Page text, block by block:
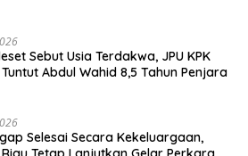
Sebut Usia Terdakwa, JPU KPK
Abdul Wahid 8,5 Tahun Penjara
Selesai Secara Kekeluargaan,